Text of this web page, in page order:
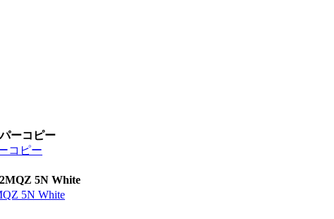
ーコピー
コピー
5N White
5N White